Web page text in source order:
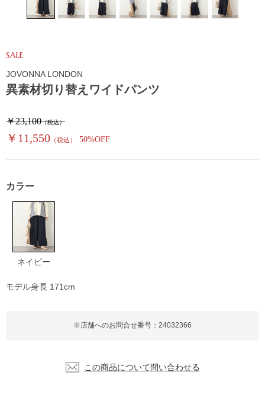
異素材切り替えワイドパンツ
SALE
￥23,100（税込）
￥11,550 （税込） 50%OFF
※店舗へのお問合せ番号：24032366
JOVONNA LONDON
カラー
ネイビー
この商品について問い合わせる
モデル身長 171cm